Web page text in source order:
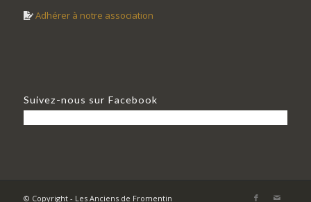
Adhérer à notre association
Suivez-nous sur Facebook
© Copyright - Les Anciens de Fromentin